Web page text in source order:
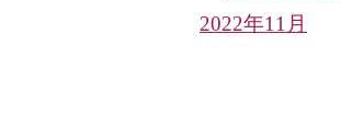
2022年11月